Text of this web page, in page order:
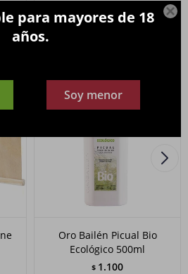

para mayores de 18
años.
Soy menor
Oro Bailén Picual Bio
Ecológico 500ml
$ 1.100